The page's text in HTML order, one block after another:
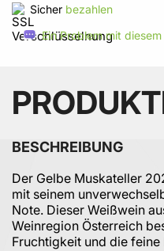
Sicher bezahlen
Ein Problem mit
BESCHREIBUNG
Der Gelbe Muskateller
mit seinem
Note. Dieser Weißwein
Weinregion Österreich
Fruchtigkeit und die